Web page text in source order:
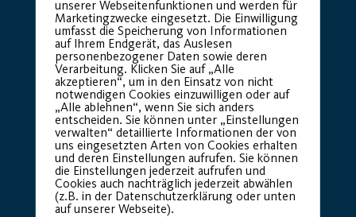
Basic Partner:
unserer Webseitenfunktionen und werden für
Marketingzwecke eingesetzt. Die Einwilligung
umfasst die Speicherung von Informationen
auf Ihrem Endgerät, das Auslesen
personenbezogener Daten sowie deren
Verarbeitung. Klicken Sie auf „Alle
akzeptieren“, um in den Einsatz von nicht
notwendigen Cookies einzuwilligen oder auf
„Alle ablehnen“, wenn Sie sich anders
entscheiden. Sie können unter „Einstellungen
verwalten“ detaillierte Informationen der von
uns eingesetzten Arten von Cookies erhalten
und deren Einstellungen aufrufen. Sie können
die Einstellungen jederzeit aufrufen und
Cookies auch nachträglich jederzeit abwählen
(z.B. in der Datenschutzerklärung oder unten
auf unserer Webseite).